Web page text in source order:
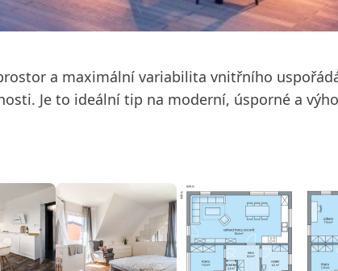
a maximální variabilita vnitřního
Je to ideální tip na moderní, úsporné a